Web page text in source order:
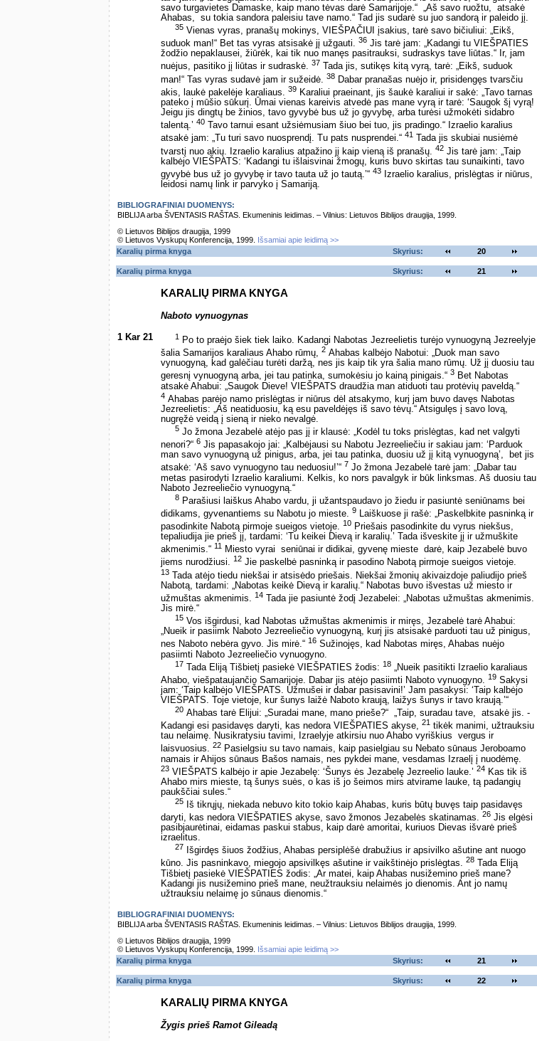
savo turgavietes Damaske, kaip mano tėvas darė Samarijoje.“ ­ „Aš savo ruožtu, ­ atsakė
Ahabas, ­ su tokia sandora paleisiu tave namo.“ Tad jis sudarė su juo sandorą ir paleido jį.
35 Vienas vyras, pranašų mokinys, VIEŠPAČIUI įsakius, tarė savo bičiuliui: „Eikš,
suduok man!“ Bet tas vyras atsisakė jį užgauti. 36 Jis tarė jam: „Kadangi tu VIEŠPATIES
žodžio nepaklausei, žiūrėk, kai tik nuo manęs pasitrauksi, sudraskys tave liūtas.“ Ir, jam
nuėjus, pasitiko jį liūtas ir sudraskė. 37 Tada jis, sutikęs kitą vyrą, tarė: „Eikš, suduok
man!“ Tas vyras sudavė jam ir sužeidė. 38 Dabar pranašas nuėjo ir, prisidengęs tvarsčiu
akis, laukė pakelėje karaliaus. 39 Karaliui praeinant, jis šaukė karaliui ir sakė: „Tavo tarnas
pateko į mūšio sūkurį. Ūmai vienas kareivis atvedė pas mane vyrą ir tarė: ‘Saugok šį vyrą!
Jeigu jis dingtų be žinios, tavo gyvybė bus už jo gyvybę, arba turėsi užmokėti sidabro
talentą.’ 40 Tavo tarnui esant užsiėmusiam šiuo bei tuo, jis pradingo.“ Izraelio karalius
atsakė jam: „Tu turi savo nuosprendį. Tu pats nusprendei.“ 41
Tada jis skubiai nusiėmė
tvarstį nuo akių. Izraelio karalius atpažino jį kaip vieną iš pranašų. 42 Jis tarė jam: „Taip
kalbėjo VIEŠPATS: ‘Kadangi tu išlaisvinai žmogų, kuris buvo skirtas tau sunaikinti, tavo
gyvybė bus už jo gyvybę ir tavo tauta už jo tautą.’“ 43 Izraelio karalius, prislėgtas ir niūrus,
leidosi namų link ir parvyko į Samariją.
BIBLIOGRAFINIAI DUOMENYS:
BIBLIJA arba ŠVENTASIS RAŠTAS. Ekumeninis leidimas. – Vilnius: Lietuvos Biblijos draugija, 1999.
© Lietuvos Biblijos draugija, 1999
© Lietuvos Vyskupų Konferencija, 1999.
Išsamiai apie leidimą >>
Karalių pirma knyga
Skyrius: 20
Karalių pirma knyga Skyrius: 21
KARALIŲ PIRMA KNYGA
Naboto vynuogynas
1 Kar 21 1
Po to praėjo šiek tiek laiko. Kadangi Nabotas Jezreelietis turėjo vynuogyną Jezreelyje
šalia Samarijos karaliaus Ahabo rūmų, 2 Ahabas kalbėjo Nabotui: „Duok man savo
vynuogyną, kad galėčiau turėti daržą, nes jis kaip tik yra šalia mano rūmų. Už jį duosiu tau
geresnį vynuogyną arba, jei tau patinka, sumokėsiu jo kainą pinigais.“ 3 Bet Nabotas
atsakė Ahabui: „Saugok Dieve! VIEŠPATS draudžia man atiduoti tau protėvių paveldą.“
4 Ahabas parėjo namo prislėgtas ir niūrus dėl atsakymo, kurį jam buvo davęs Nabotas
Jezreelietis: „Aš neatiduosiu, ką esu paveldėjęs iš savo tėvų.“ Atsigulęs į savo lovą,
nugręžė veidą į sieną ir nieko nevalgė.
5 Jo žmona Jezabelė atėjo pas jį ir klausė: „Kodėl tu toks prislėgtas, kad net valgyti
nenori?“ 6 Jis papasakojo jai: „Kalbėjausi su Nabotu Jezreeliečiu ir sakiau jam: ‘Parduok
man savo vynuogyną už pinigus, arba, jei tau patinka, duosiu už jį kitą vynuogyną’, ­ bet jis
atsakė: ‘Aš savo vynuogyno tau neduosiu!’“ 7 Jo žmona Jezabelė tarė jam: „Dabar tau
metas pasirodyti Izraelio karaliumi. Kelkis, ko nors pavalgyk ir būk linksmas. Aš duosiu tau
Naboto Jezreeliečio vynuogyną.“
8 Parašiusi laiškus Ahabo vardu, ji užantspaudavo jo žiedu ir pasiuntė seniūnams bei
didikams, gyvenantiems su Nabotu jo mieste. 9 Laiškuose ji rašė: „Paskelbkite pasninką ir
pasodinkite Nabotą pirmoje sueigos vietoje. 10 Priešais pasodinkite du vyrus niekšus,
tepaliudija jie prieš jį, tardami: ‘Tu keikei Dievą ir karalių.’ Tada išveskite jį ir užmuškite
akmenimis.“ 11
Miesto vyrai ­ seniūnai ir didikai, gyvenę mieste ­ darė, kaip Jezabelė buvo
jiems nurodžiusi. 12 Jie paskelbė pasninką ir pasodino Nabotą pirmoje sueigos vietoje.
13 Tada atėjo tiedu niekšai ir atsisėdo priešais. Niekšai žmonių akivaizdoje paliudijo prieš
Nabotą, tardami: „Nabotas keikė Dievą ir karalių.“ Nabotas buvo išvestas už miesto ir
užmuštas akmenimis. 14 Tada jie pasiuntė žodį Jezabelei: „Nabotas užmuštas akmenimis.
Jis mirė.“
15 Vos išgirdusi, kad Nabotas užmuštas akmenimis ir miręs, Jezabelė tarė Ahabui:
„Nueik ir pasiimk Naboto Jezreeliečio vynuogyną, kurį jis atsisakė parduoti tau už pinigus,
nes Naboto nebėra gyvo. Jis mirė.“ 16 Sužinojęs, kad Nabotas miręs, Ahabas nuėjo
pasiimti Naboto Jezreeliečio vynuogyno.
17 Tada Eliją Tišbietį pasiekė VIEŠPATIES žodis: 18 „Nueik pasitikti Izraelio karaliaus
Ahabo, viešpataujančio Samarijoje. Dabar jis atėjo pasiimti Naboto vynuogyno. 19 Sakysi
jam: ‘Taip kalbėjo VIEŠPATS. Užmušei ir dabar pasisavini!’ Jam pasakysi: ‘Taip kalbėjo
VIEŠPATS. Toje vietoje, kur šunys laižė Naboto kraują, laižys šunys ir tavo kraują.’“
20 Ahabas tarė Elijui: „Suradai mane, mano prieše?“ ­ „Taip, suradau tave, ­ atsakė jis. ­
Kadangi esi pasidavęs daryti, kas nedora VIEŠPATIES akyse, 21 tikėk manimi, užtrauksiu
tau nelaimę. Nusikratysiu tavimi, Izraelyje atkirsiu nuo Ahabo vyriškius ­ vergus ir
laisvuosius. 22 Pasielgsiu su tavo namais, kaip pasielgiau su Nebato sūnaus Jeroboamo
namais ir Ahijos sūnaus Bašos namais, nes pykdei mane, vesdamas Izraelį į nuodėmę.
23 VIEŠPATS kalbėjo ir apie Jezabelę: ‘Šunys ės Jezabelę Jezreelio lauke.’ 24 Kas tik iš
Ahabo mirs mieste, tą šunys suės, o kas iš jo šeimos mirs atvirame lauke, tą padangių
paukščiai sules.“
25 Iš tikrųjų, niekada nebuvo kito tokio kaip Ahabas, kuris būtų buvęs taip pasidavęs
daryti, kas nedora VIEŠPATIES akyse, savo žmonos Jezabelės skatinamas. 26 Jis elgėsi
pasibjaurėtinai, eidamas paskui stabus, kaip darė amoritai, kuriuos Dievas išvarė prieš
izraelitus.
27 Išgirdęs šiuos žodžius, Ahabas persiplėšė drabužius ir apsivilko ašutine ant nuogo
kūno. Jis pasninkavo, miegojo apsivilkęs ašutine ir vaikštinėjo prislėgtas. 28 Tada Eliją
Tišbietį pasiekė VIEŠPATIES žodis: „Ar matei, kaip Ahabas nusižemino prieš mane?
Kadangi jis nusižemino prieš mane, neužtrauksiu nelaimės jo dienomis. Ant jo namų
užtrauksiu nelaimę jo sūnaus dienomis.“
BIBLIOGRAFINIAI DUOMENYS:
BIBLIJA arba ŠVENTASIS RAŠTAS. Ekumeninis leidimas. – Vilnius: Lietuvos Biblijos draugija, 1999.
© Lietuvos Biblijos draugija, 1999
© Lietuvos Vyskupų Konferencija, 1999.
Išsamiai apie leidimą >>
Karalių pirma knyga
Skyrius: 21
Karalių pirma knyga Skyrius: 22
KARALIŲ PIRMA KNYGA
Žygis prieš Ramot Gileadą